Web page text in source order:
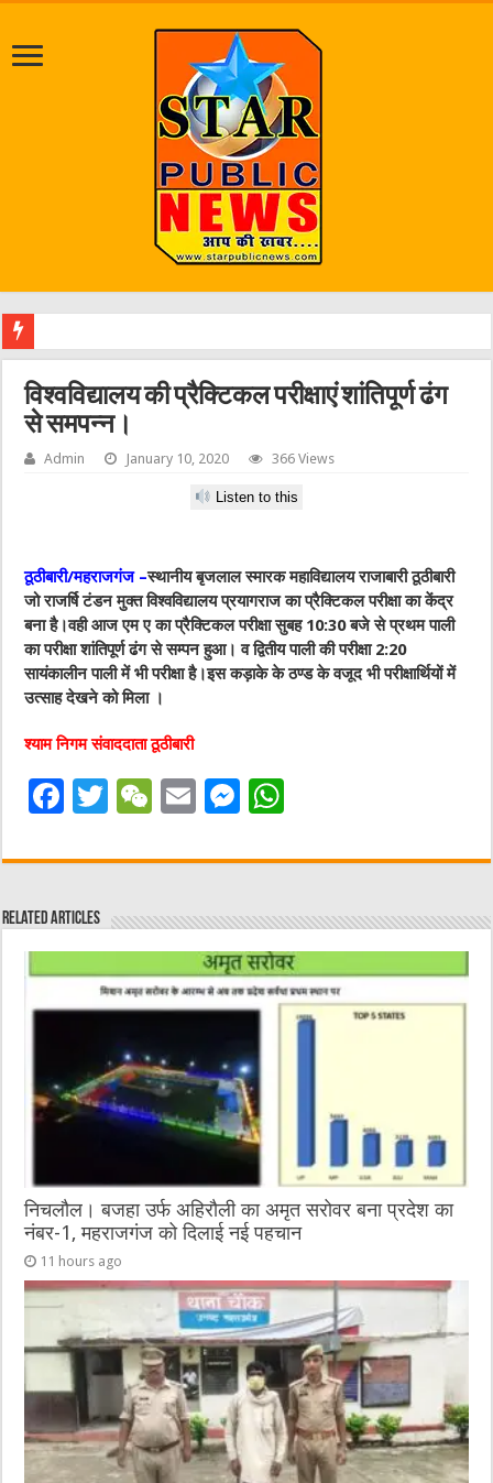
विश्वविद्यालय की प्रैक्टिकल परीक्षाएं शांतिपूर्ण ढंग
से समपन्न।
Admin January 10, 2020 366 Views
Listen to this
ठूठीबारी/महराजगंज –स्थानीय बृजलाल स्मारक महाविद्यालय राजाबारी ठूठीबारी
जो राजर्षि टंडन मुक्त विश्वविद्यालय प्रयागराज का प्रैक्टिकल परीक्षा का केंद्र
बना है।वही आज एम ए का प्रैक्टिकल परीक्षा सुबह 10:30 बजे से प्रथम पाली
का परीक्षा शांतिपूर्ण ढंग से सम्पन हुआ। व द्वितीय पाली की परीक्षा 2:20
सायंकालीन पाली में भी परीक्षा है।इस कड़ाके के ठण्ड के वजूद भी परीक्षार्थियों में
उत्साह देखने को मिला ।
श्याम निगम संवाददाता ठूठीबारी
F
c
e
b
o
o
T
it
r
W
C
at
E
ai
M
ss
n
g
er
at
A
p
p
Related Articles
निचलौल। बजहा उर्फ अहिरौली का अमृत सरोवर बना प्रदेश का
नंबर-1, महराजगंज को दिलाई नई पहचान
11 hours ago